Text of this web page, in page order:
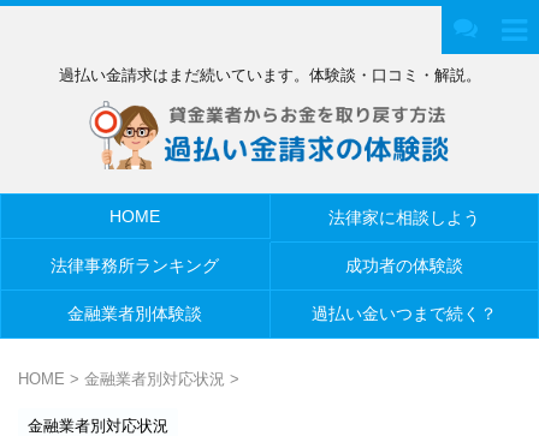
過払い金請求はまだ続いています。体験談・口コミ・解説。
HOME 法律家に相談しよう
法律事務所ランキング 成功者の体験談
金融業者別体験談 過払い金いつまで続く？
HOME > 金融業者別対応状況 >
金融業者別対応状況